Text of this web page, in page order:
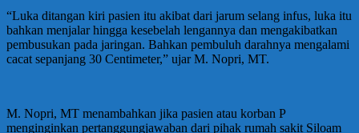
“Luka ditangan kiri pasien itu akibat dari jarum selang infus, luka itu
bahkan menjalar hingga kesebelah lengannya dan mengakibatkan
pembusukan pada jaringan. Bahkan pembuluh darahnya mengalami
cacat sepanjang 30 Centimeter,” ujar M. Nopri, MT.
M. Nopri, MT menambahkan jika pasien atau korban P
menginginkan pertanggungjawaban dari pihak rumah sakit Siloam